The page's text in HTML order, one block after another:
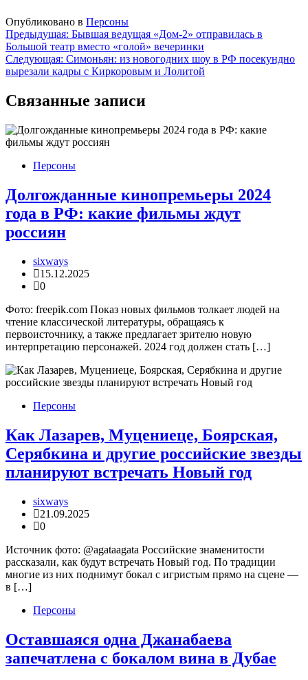
Опубликовано в Персоны
Навигация
по
записям
Предыдущая: Бывшая ведущая «Дом-2» отправилась в
Большой театр вместо «голой» вечеринки
Следующая: Симоньян: из новогодних шоу в РФ посекундно
вырезали кадры с Киркоровым и Лолитой
Связанные записи
Персоны
Долгожданные кинопремьеры 2024
года в РФ: какие фильмы ждут
россиян
sixways
15.12.2025
0
Фото: freepik.com Показ новых фильмов толкает людей на
чтение классической литературы, обращаясь к
первоисточнику, а также предлагает зрителю новую
интерпретацию персонажей. 2024 год должен стать […]
Персоны
Как Лазарев, Муцениеце, Боярская,
Серябкина и другие российские звезды
планируют встречать Новый год
sixways
21.09.2025
0
Источник фото: @agataagata Российские знаменитости
рассказали, как будут встречать Новый год. По традиции
многие из них поднимут бокал с игристым прямо на сцене —
в […]
Персоны
Оставшаяся одна Джанабаева
запечатлена с бокалом вина в Дубае